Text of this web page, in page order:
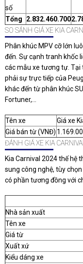
số
Tổng 2.832.460.700
SO SÁNH GIÁ XE KIA
Phân khúc MPV cỡ lớn
đến. Sự cạnh tranh khốc
các mẫu xe tương tự. Tại
phải sự trực tiếp của
khác đến từ phân khúc
Fortuner,...
Tên xe Giá xe
Giá bán từ (VNĐ)
ĐÁNH GIÁ XE KIA
Kia Carnival 2024 thế hệ
sung công nghệ, tùy
có phần tương đồng với
Nhà sản xuất
Tên xe
Giá từ
Xuất xứ
Kiểu dáng xe